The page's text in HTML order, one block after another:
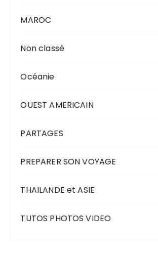
MAROC
Non classé
Océanie
OUEST AMERICAIN
PARTAGES
PREPARER SON VOYAGE
THAILANDE et ASIE
TUTOS PHOTOS VIDEO